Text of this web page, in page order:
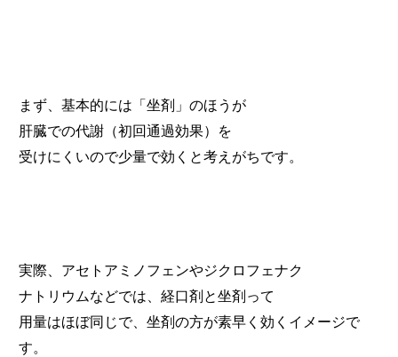
まず、基本的には「坐剤」のほうが
肝臓での代謝（初回通過効果）を
受けにくいので少量で効くと考えがちです。
実際、アセトアミノフェンやジクロフェナク
ナトリウムなどでは、経口剤と坐剤って
用量はほぼ同じで、坐剤の方が素早く効くイメージで
す。